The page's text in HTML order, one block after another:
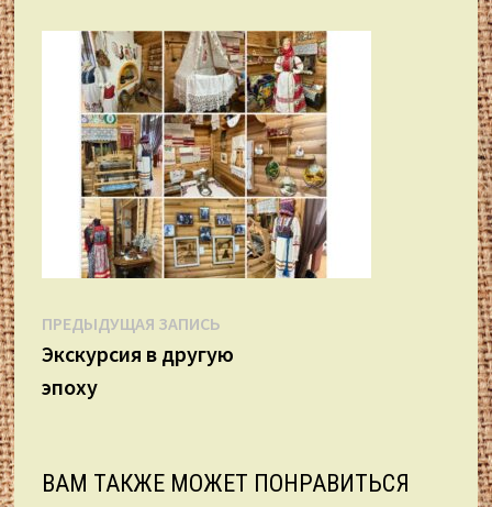
Навигация
по
записям
ПРЕДЫДУЩАЯ ЗАПИСЬ
запись:
Экскурсия в другую
эпоху
ВАМ ТАКЖЕ МОЖЕТ ПОНРАВИТЬСЯ